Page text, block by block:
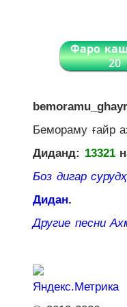
Фаро
20
Бемораму ғайр
Диданд: 13321
Боз дигар
Дидан.
Другие песни